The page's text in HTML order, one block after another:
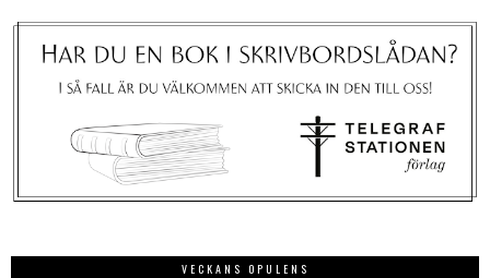
VECKANS OPULENS